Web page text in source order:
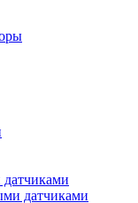
датчиками